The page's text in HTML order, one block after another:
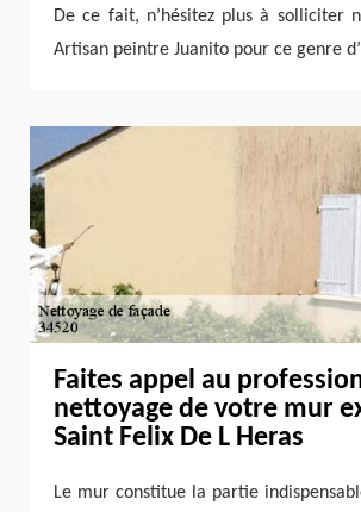
De ce fait, n’hésitez plus à solliciter
Artisan peintre Juanito pour ce genre
Faites appel au
nettoyage de votre mur
Saint Felix De L Heras
Le mur constitue la partie